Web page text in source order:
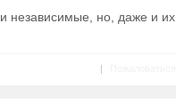
независимые, но, даже и их
|